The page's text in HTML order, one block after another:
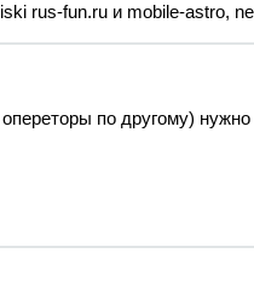
rus-fun.ru и mobile-astro,
по другому) нужно